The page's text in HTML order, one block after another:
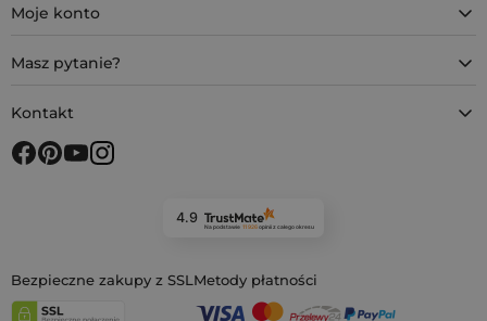
Moje konto
Masz pytanie?
Kontakt
4.9
Na podstawie 11 926opiniiz całego okresu
Bezpieczne zakupy z SSL Metody płatności